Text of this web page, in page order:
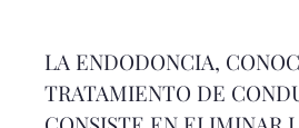
LA ENDODONCIA,
TRATAMIENTO DE